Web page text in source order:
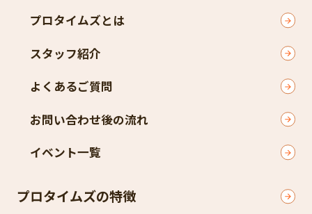
プロタイムズとは
スタッフ紹介
よくあるご質問
お問い合わせ後の流れ
イベント一覧
プロタイムズの特徴